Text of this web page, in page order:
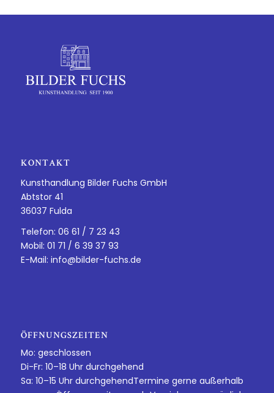
KONTAKT
Kunsthandlung Bilder Fuchs GmbH
Abtstor 41
36037 Fulda
Telefon: 06 61 / 7 23 43
Mobil: 01 71 / 6 39 37 93
E-Mail: info@bilder-fuchs.de
ÖFFNUNGSZEITEN
Mo: geschlossen
Di-Fr: 10–18 Uhr durchgehend
Sa: 10–15 Uhr durchgehendTermine gerne außerhalb